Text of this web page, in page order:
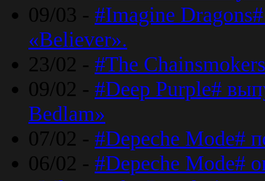
09/03 - #Imagine
«Believer».
23/02 - #The
09/02 - #Deep Purple#
Bedlam»
07/02 - #Depeche Mode#
06/02 - #Depeche Mode#